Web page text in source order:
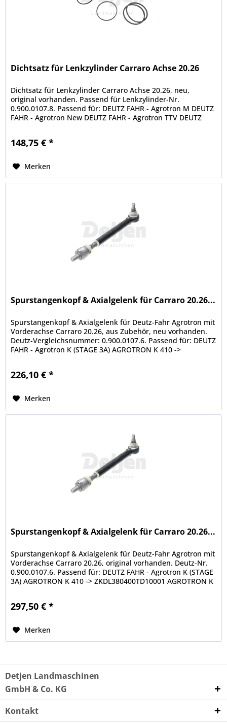
Dichtsatz für Lenkzylinder Carraro Achse 20.26
Dichtsatz für Lenkzylinder Carraro Achse 20.26, neu,
original vorhanden. Passend für Lenkzylinder-Nr.
0.900.0107.8. Passend für: DEUTZ FAHR - Agrotron M DEUTZ
FAHR - Agrotron New DEUTZ FAHR - Agrotron TTV DEUTZ
148,75 € *
Merken
Spurstangenkopf & Axialgelenk für Carraro 20.26...
Spurstangenkopf & Axialgelenk für Deutz-Fahr Agrotron mit
Vorderachse Carraro 20.26, aus Zubehör, neu vorhanden.
Deutz-Vergleichsnummer: 0.900.0107.6. Passend für: DEUTZ
FAHR - Agrotron K (STAGE 3A) AGROTRON K 410 ->
226,10 € *
Merken
Spurstangenkopf & Axialgelenk für Carraro 20.26...
Spurstangenkopf & Axialgelenk für Deutz-Fahr Agrotron mit
Vorderachse Carraro 20.26, original vorhanden. Deutz-Nr.
0.900.0107.6. Passend für: DEUTZ FAHR - Agrotron K (STAGE
3A) AGROTRON K 410 -> ZKDL380400TD10001 AGROTRON K
297,50 € *
Merken
Detjen Landmaschinen
GmbH & Co. KG
Kontakt